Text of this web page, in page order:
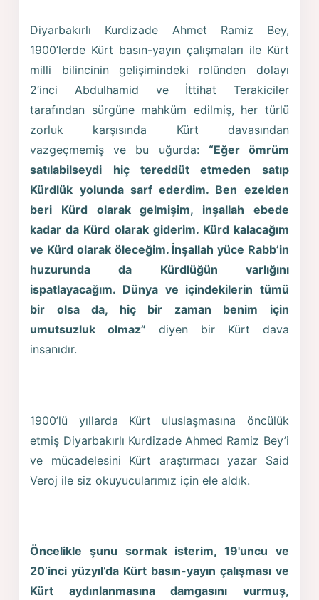
Diyarbakırlı Kurdizade Ahmet Ramiz Bey,
1900’lerde Kürt basın-yayın çalışmaları ile Kürt
milli bilincinin gelişimindeki rolünden dolayı
2’inci Abdulhamid ve İttihat Terakiciler
tarafından sürgüne mahküm edilmiş, her türlü
zorluk karşısında Kürt davasından
vazgeçmemiş ve bu uğurda: “Eğer ömrüm
satılabilseydi hiç tereddüt etmeden satıp
Kürdlük yolunda sarf ederdim. Ben ezelden
beri Kürd olarak gelmişim, inşallah ebede
kadar da Kürd olarak giderim. Kürd kalacağım
ve Kürd olarak öleceğim. İnşallah yüce Rabb’in
huzurunda da Kürdlüğün varlığını
ispatlayacağım. Dünya ve içindekilerin tümü
bir olsa da, hiç bir zaman benim için
umutsuzluk olmaz” diyen bir Kürt dava
insanıdır.
1900’lü yıllarda Kürt uluslaşmasına öncülük
etmiş Diyarbakırlı Kurdizade Ahmed Ramiz Bey’i
ve mücadelesini Kürt araştırmacı yazar Said
Veroj ile siz okuyucularımız için ele aldık.
Öncelikle şunu sormak isterim, 19'uncu ve
20’inci yüzyıl’da Kürt basın-yayın çalışması ve
Kürt aydınlanmasına damgasını vurmuş,